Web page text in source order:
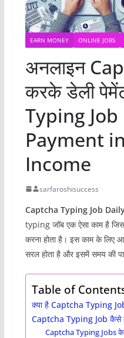
EARN MONEY ONLINE JOBS
अनलाइन
करके डेली
Typing
Payment
Income
sarfaroshisuccess
Captcha Typing Job
typing जॉब एक ऐसा काम है
करना होता है। इस काम के लिए
सरल होता है और इसमें समय की
Table of
क्या है Captcha Typing
Captcha Typing Job कैसे
Captcha Typing Jobs के